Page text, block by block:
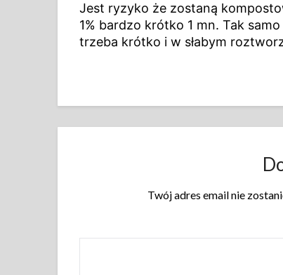
Jest ryzyko że zostaną
1% bardzo krótko 1 mn. Tak
trzeba krótko i w słabym
Twój adres email nie